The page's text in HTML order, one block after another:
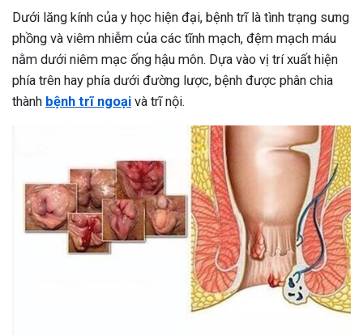
Dưới lăng kính của y học hiện đại, bệnh trĩ là tình trạng sưng
phồng và viêm nhiễm của các tĩnh mạch, đệm mạch máu
nằm dưới niêm mạc ống hậu môn. Dựa vào vị trí xuất hiện
phía trên hay phía dưới đường lược, bệnh được phân chia
thành bệnh trĩ ngoại và trĩ nội.